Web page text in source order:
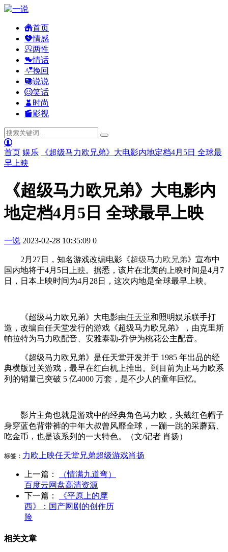
首页
情感
两性
情话
挽回
说说
笑话
时尚
影视
首页 娱乐
《超级马力欧兄弟》大电影内地定档4月5日 全球最
早上映
《超级马力欧兄弟》大电影内
地定档4月5日 全球最早上映
一说 2023-02-28 10:35:09 0
2月27日，知名游戏改编电影《超级马力欧 兄弟》宣布中
国内地将于4月5日
上映。据悉，该片在北美的上映时间是4月7
日，日本上映时间为4月28日，这次内地是全球最早上映。
《超级马力欧兄弟》大电影由任天堂和照明娱乐联手打
造，改编自任天堂发行的游戏《超级马力欧兄弟》，由克里斯
帕拉特为马力欧配音、安雅泰勒-乔伊为桃花公主配音。
《超级马力欧兄弟》是任天堂开发并于 1985 年出品的经
典横版过关游戏，最早在红白机上推出。到目前为止马力欧系
列的销量已突破 5 亿4000 万套，是不少人的童年回忆。
影片主角也就是游戏中的经典角色马力欧，头戴红色帽子
身穿蓝色背带裤的中年大叔曾风靡全球，一蹦一跳的采蘑菇、
吃金币，也是该系列的一大特色。（文/记者 肖扬）
标签： 力欧 上映任天堂 兄弟超级游戏肖扬
上一篇：
（情满九道弯）
百度云网盘高清资源
下一篇：
《平原上的摩
西》：国产网剧的创作历
险
相关文章